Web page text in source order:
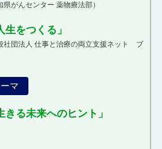
県がんセンター 薬物療法部）
生をつくる」
社団法人 仕事と治療の両立支援ネット ブ
マ
きる未来へのヒント」